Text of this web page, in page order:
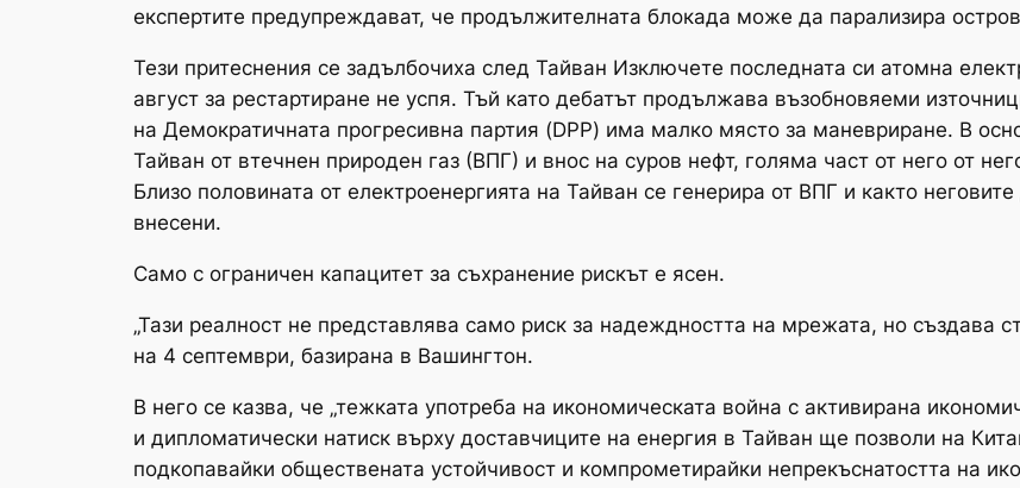
експертите предупреждават, че продължителната блокада може да парализира
Тези притеснения се задълбочиха след Тайван Изключете последната си атомна
август за рестартиране не успя. Тъй като дебатът продължава възобновяеми
на Демократичната прогресивна партия (DPP) има малко място за маневриране. В
Тайван от втечнен природен газ (ВПГ) и внос на суров нефт, голяма част от него от
Близо половината от електроенергията на Тайван се генерира от ВПГ и както
внесени.
Само с ограничен капацитет за съхранение рискът е ясен.
„Тази реалност не представлява само риск за надеждността на мрежата, но създава
на 4 септември, базирана в Вашингтон.
В него се казва, че „тежката употреба на икономическата война с активирана
и дипломатически натиск върху доставчиците на енергия в Тайван ще позволи на
подкопавайки обществената устойчивост и компрометирайки непрекъснатостта на